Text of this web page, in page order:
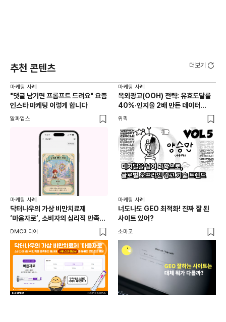
추천 콘텐츠 더보기
마케팅 사례
"댓글 남기면 프롬프트 드려요" 요즘
인스타 마케팅 이렇게 합니다
알파앱스
마케팅 사례
옥외광고(OOH) 전략: 유효도달률
40%·인지율 2배 만든 데이터
활용법 | 애드타입 양승만 이사
위픽
마케팅 사례
닥터나우의 가상 비만치료제
‘마음자로’, 소비자의 심리적 만족을
충족하는 동시에 서비스의 접근성을
DMC미디어
마케팅 사례
너도나도 GEO 최적화! 진짜 잘 된
사이트 있어?
소마코